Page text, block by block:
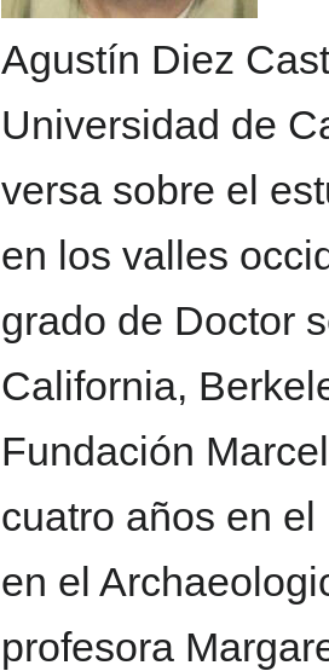
Agustín Diez
Universidad de
versa sobre el
en los valles
grado de Doctor
California,
Fundación
cuatro años en
en el
profesora